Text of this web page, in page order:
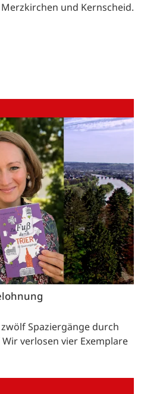
und Kernscheid.
Spaziergänge durch
verlosen vier Exemplare